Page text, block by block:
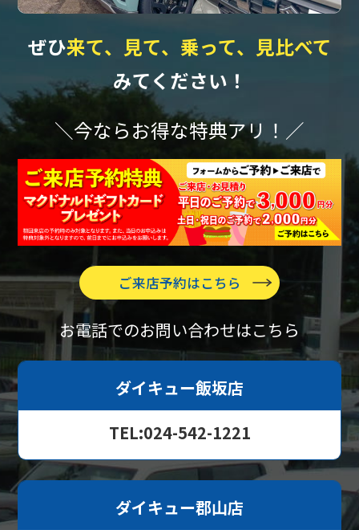
ぜひ来て、見て、乗って、見比べて
みてください！
＼今ならお得な特典アリ！／
ご来店予約はこちら
お電話でのお問い合わせはこちら
ダイキュー飯坂店
TEL:024-542-1221
ダイキュー郡山店